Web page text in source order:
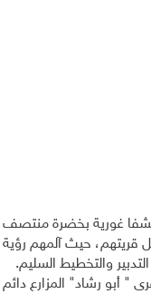
الشفا غورية بخضرة منتصف
قريتهم، حيث آلمهم رؤية
والتخطيط السليم.
" أبو رشاد" المزارع دائم